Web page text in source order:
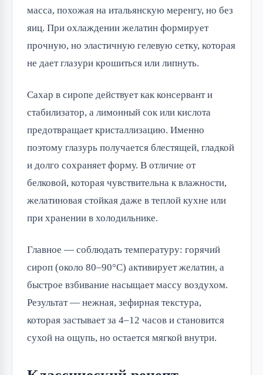
масса, похожая на итальянскую меренгу, но без
яиц. При охлаждении желатин формирует
прочную, но эластичную гелевую сетку, которая
не дает глазури крошиться или липнуть.
Сахар в сиропе действует как консервант и
стабилизатор, а лимонный сок или кислота
предотвращает кристаллизацию. Именно
поэтому глазурь получается блестящей, гладкой
и долго сохраняет форму. В отличие от
белковой, которая чувствительна к влажности,
желатиновая стойкая даже в теплой кухне или
при хранении в холодильнике.
Главное — соблюдать температуру: горячий
сироп (около 80–90°C) активирует желатин, а
быстрое взбивание насыщает массу воздухом.
Результат — нежная, зефирная текстура,
которая застывает за 4–12 часов и становится
сухой на ощупь, но остается мягкой внутри.